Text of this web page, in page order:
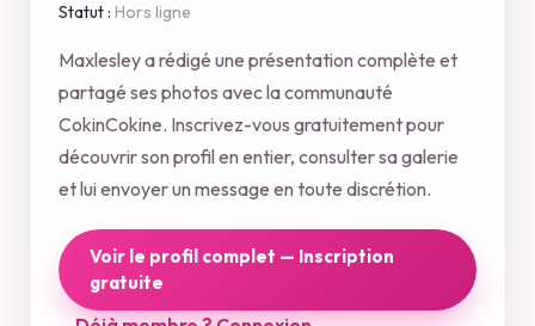
Statut : Hors ligne
Maxlesley a rédigé une présentation complète et
partagé ses photos avec la communauté
CokinCokine. Inscrivez-vous gratuitement pour
découvrir son profil en entier, consulter sa galerie
et lui envoyer un message en toute discrétion.
Voir le profil complet — Inscription
gratuite